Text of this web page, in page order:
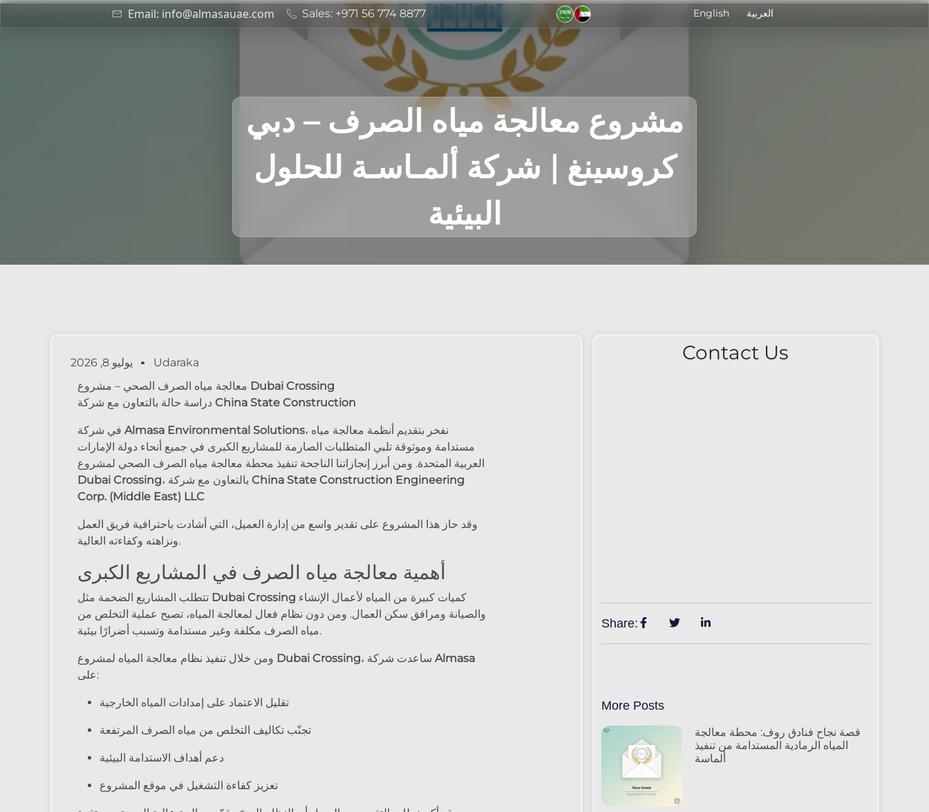
Email: info@almasauae.com Sales: +971 56 774 8877 English العربية
مشروع معالجة مياه الصرف – دبي
كروسينغ | شركة ألمـاسـة للحلول
البيئية
يوليو 8, 2026
Udaraka
Dubai Crossing
China State Construction
Almasa Environmental Solutions، نفخر بتقديم أنظمة معالجة مياه
مستدامة وموثوقة تلبي المتطلبات الصارمة للمشاريع الكبرى في جميع أنحاء دولة الإمارات
العربية المتحدة. ومن أبرز إنجازاتنا الناجحة تنفيذ محطة معالجة مياه الصرف الصحي لمشروع
Dubai Crossing
China State Construction Engineering
Corp. (Middle East) LLC
وقد حاز هذا المشروع على تقدير واسع من إدارة العميل، التي أشادت باحترافية فريق العمل
ونزاهته وكفاءته العالية.
أهمية معالجة مياه الصرف في المشاريع الكبرى
تتطلب المشاريع الضخمة مثل Dubai Crossing
والصيانة ومرافق سكن العمال. ومن دون نظام فعال لمعالجة المياه، تصبح عملية التخلص من
مياه الصرف مكلفة وغير مستدامة وتسبب أضرارًا بيئية.
Dubai Crossing
Almasa
على:
تقليل الاعتماد على إمدادات المياه الخارجية
تجنّب تكاليف التخلص من مياه الصرف المرتفعة
دعم أهداف الاستدامة البيئية
تعزيز كفاءة التشغيل في موقع المشروع
Contact Us
Share:
More Posts
قصة نجاح فنادق روف: محطة معالجة
المياه الرمادية المستدامة من تنفيذ
ألماسة